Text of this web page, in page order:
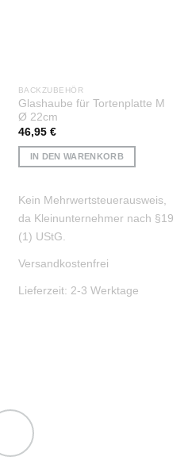
BACKZUBEHÖR
Glashaube für Tortenplatte M
Ø 22cm
46,95 €
IN DEN WARENKORB
Kein Mehrwertsteuerausweis,
da Kleinunternehmer nach §19
(1) UStG.
Versandkostenfrei
Lieferzeit: 2-3 Werktage